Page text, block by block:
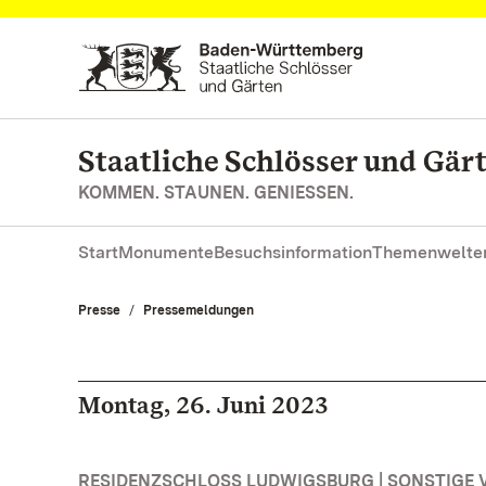
Zum Hauptinhalt springen
Staatliche Schlösser und
KOMMEN. STAUNEN. GENIESSEN.
StartMonumenteBesuchsinformation
Presse Pressemeldungen
Montag, 26. Juni 2023
RESIDENZSCHLOSS LUDWIGSBURG | SONSTIGE